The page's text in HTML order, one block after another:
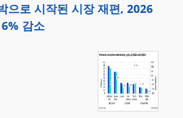
으로 시작된 시장 재편, 2026
감소